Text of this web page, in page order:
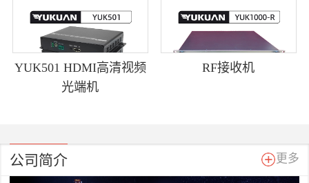
YUK501 HDMI高清视频
光端机
RF接收机
公司简介 更多